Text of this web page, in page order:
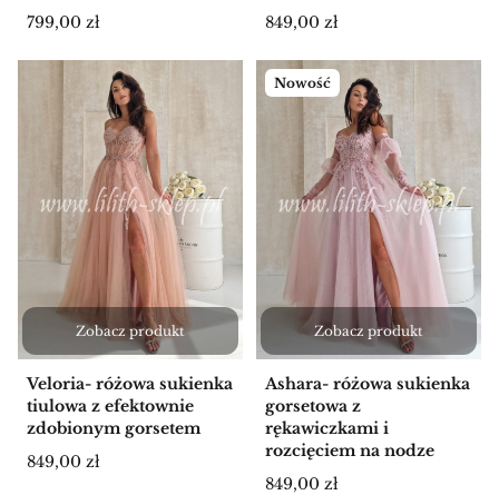
Cena
799,00 zł
Cena
849,00 zł
Zobacz produkt
Veloria- różowa sukienka
tiulowa z efektownie
zdobionym gorsetem
Cena
849,00 zł
Nowość
Zobacz produkt
Ashara- różowa sukienka
gorsetowa z
rękawiczkami i
rozcięciem na nodze
Cena
849,00 zł